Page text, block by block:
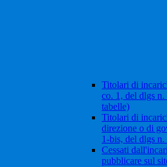
Titolari di
co. 1, del dlgs
tabelle)
Titolari di
direzione o di
1-bis, del dlgs
Cessati
pubblicare sul